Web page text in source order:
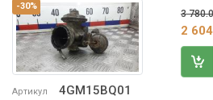
-30%
Артикул 4GM15BQ01
3
2